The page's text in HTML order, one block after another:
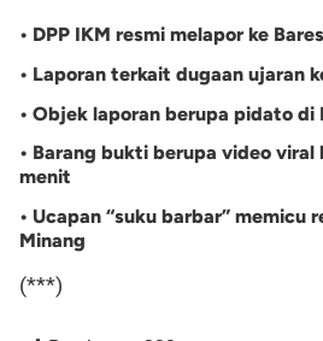
• DPP IKM resmi melapor ke
• Laporan terkait dugaan ujaran
• Objek laporan berupa pidato di
• Barang bukti berupa video viral
menit
• Ucapan “suku barbar” memicu
Minang
(***)